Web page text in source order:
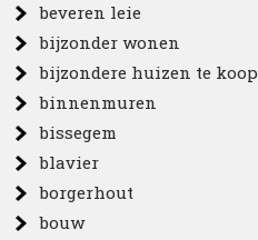
beveren leie
bijzonder wonen
bijzondere huizen te koop
binnenmuren
bissegem
blavier
borgerhout
bouw